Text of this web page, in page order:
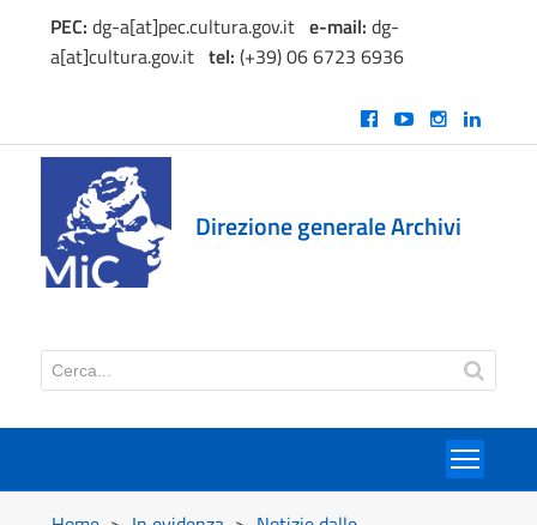
PEC: dg-a[at]pec.cultura.gov.ite-mail: dg-
a[at]cultura.gov.ittel: (+39) 06 6723 6936
Direzione generale Archivi